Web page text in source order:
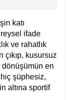
katı
ifade
ve rahatlık
çıkıp, kusursuz
en
şüphesiz,
altına sportif